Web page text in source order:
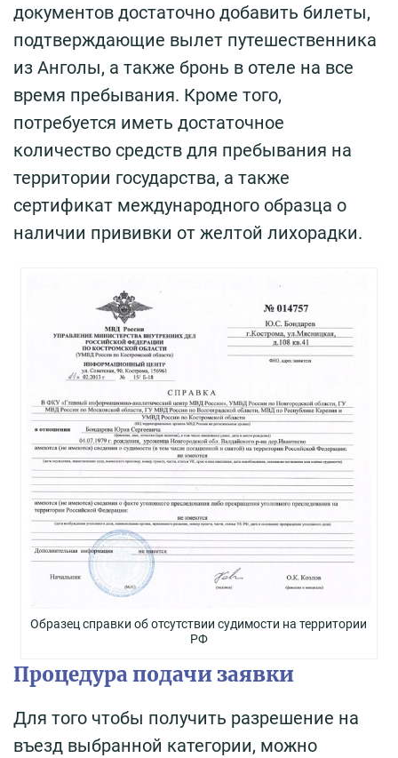
документов достаточно добавить билеты,
подтверждающие вылет путешественника
из Анголы, а также бронь в отеле на все
время пребывания. Кроме того,
потребуется иметь достаточное
количество средств для пребывания на
территории государства, а также
сертификат международного образца о
наличии прививки от желтой лихорадки.
Образец справки об отсутствии судимости на территории
РФ
Процедура подачи заявки
Для того чтобы получить разрешение на
въезд выбранной категории, можно